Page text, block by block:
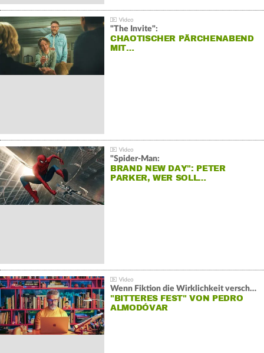
"The Invite":
CHAOTISCHER PÄRCHENABEND
MIT…
"Spider-Man:
BRAND NEW DAY": PETER
PARKER, WER SOLL…
Wenn Fiktion die Wirklichkeit verschiebt:
"BITTERES FEST" VON PEDRO
ALMODÓVAR